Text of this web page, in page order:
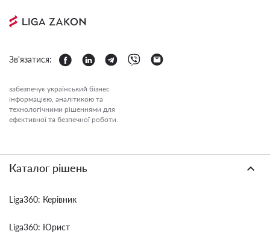
Зв'язатися:
забезпечує український бізнес
інформацією, аналітикою та
технологічними рішеннями для
ефективної та безпечної роботи.
Каталог рішень
Liga360: Керівник
Liga360: Юрист